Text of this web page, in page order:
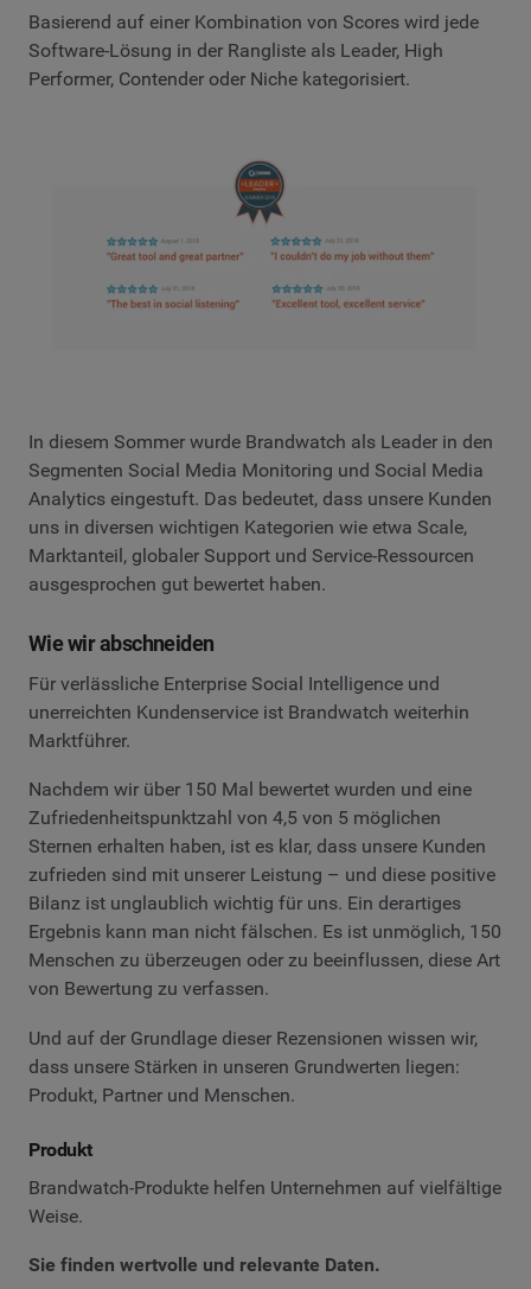
Basierend auf einer Kombination von Scores wird jede
Software-Lösung in der Rangliste als Leader, High
Performer, Contender oder Niche kategorisiert.
In diesem Sommer wurde Brandwatch als Leader in den
Segmenten Social Media Monitoring und Social Media
Analytics eingestuft. Das bedeutet, dass unsere Kunden
uns in diversen wichtigen Kategorien wie etwa Scale,
Marktanteil, globaler Support und Service-Ressourcen
ausgesprochen gut bewertet haben.
Wie wir abschneiden
Für verlässliche Enterprise Social Intelligence und
unerreichten Kundenservice ist Brandwatch weiterhin
Marktführer.
Nachdem wir über 150 Mal bewertet wurden und eine
Zufriedenheitspunktzahl von 4,5 von 5 möglichen
Sternen erhalten haben, ist es klar, dass unsere Kunden
zufrieden sind mit unserer Leistung – und diese positive
Bilanz ist unglaublich wichtig für uns. Ein derartiges
Ergebnis kann man nicht fälschen. Es ist unmöglich, 150
Menschen zu überzeugen oder zu beeinflussen, diese Art
von Bewertung zu verfassen.
Und auf der Grundlage dieser Rezensionen wissen wir,
dass unsere Stärken in unseren Grundwerten liegen:
Produkt, Partner und Menschen.
Produkt
Brandwatch-Produkte helfen Unternehmen auf vielfältige
Weise.
Sie finden wertvolle und relevante Daten.